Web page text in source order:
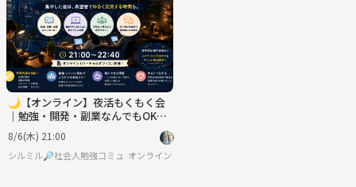
🌙【オンライン】夜活もくもく会
｜勉強・開発・副業なんでもOK！
交流会あり
8/6(木) 21:00
シルミル🔎社会人勉強コミュニティオンライン